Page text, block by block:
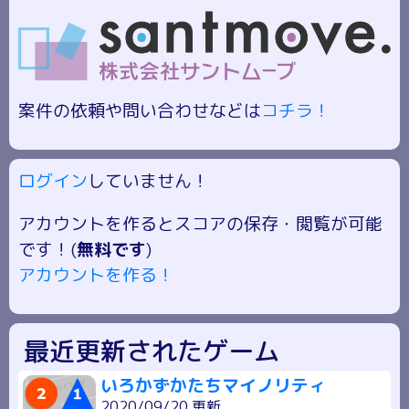
案件の依頼や問い合わせなどはコチラ！
ログインしていません！
アカウントを作るとスコアの保存・閲覧が可能
です！(無料です)
アカウントを作る！
最近更新されたゲーム
いろかずかたちマイノリティ